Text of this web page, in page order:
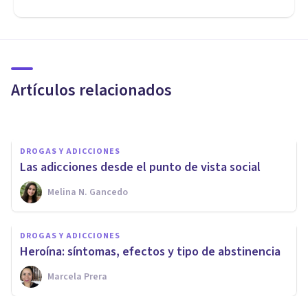
Artículos relacionados
alcohol
DROGAS Y ADICCIONES
Las adicciones desde el punto de vista social
Melina N. Gancedo
DROGAS Y ADICCIONES
Heroína: síntomas, efectos y tipo de abstinencia
Marcela Prera
DROGAS Y ADICCIONES
La Reducción del Daño en
drogodependencias
Leocadio Martín Borges